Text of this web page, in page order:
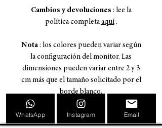
Cambios y devoluciones : lee la
política completa aquí.
Nota: los colores pueden variar según
la configuración del monitor. Las
dimensiones pueden variar entre 2 y 3
cm más que el tamaño solicitado por el
borde blanco.
WhatsApp Instagram Email